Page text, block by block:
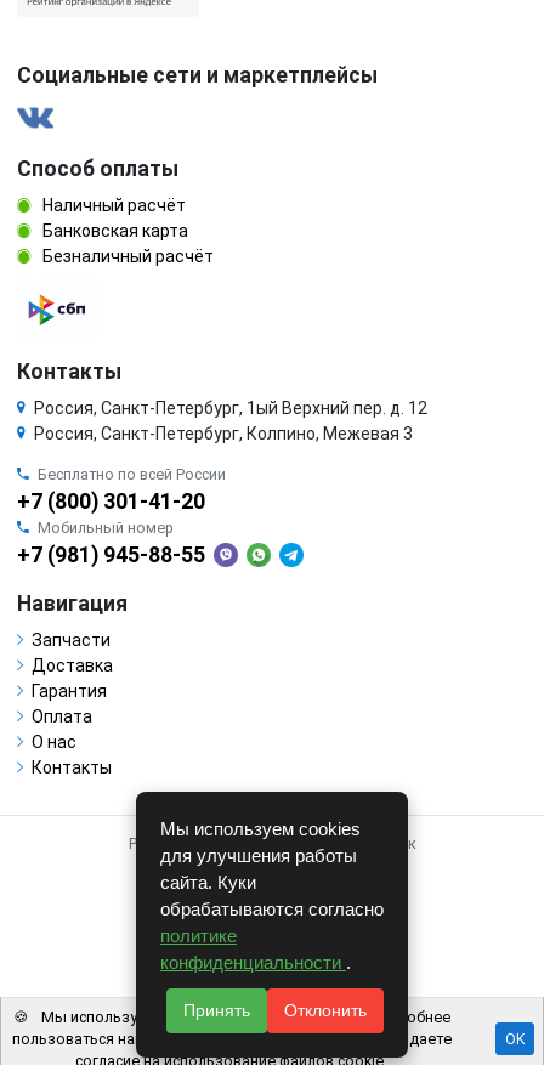
Социальные сети и маркетплейсы
Способ оплаты
Наличный расчёт
Банковская карта
Безналичный расчёт
Контакты
Россия, Санкт-Петербург, 1ый Верхний пер. д. 12
Россия, Санкт-Петербург, Колпино, Межевая 3
Бесплатно по всей России
+7 (800) 301-41-20
Мобильный номер
+7 (981) 945-88-55
Навигация
Запчасти
Доставка
Гарантия
Оплата
О нас
Контакты
Работает на системе для авторазборок
CARRO.БИЗНЕС
Полная версия
© COPYRIGHT 2026 г.
v1.1.24
Мы используем cookies
для улучшения работы
сайта. Куки
обрабатываются согласно
политике
конфиденциальности .
Принять Отклонить
🍪
Мы используем файлы cookie, чтобы вам было удобнее
пользоваться нашим сайтом. Используя наш сайт, вы даете
согласие на использование файлов cookie.
OK